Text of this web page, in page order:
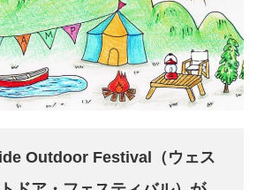
Outdoor Festival（ウェス